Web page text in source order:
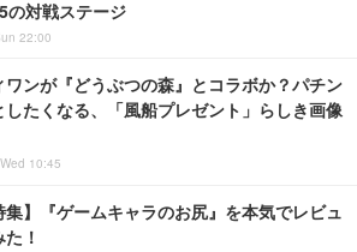
の対戦ステージ
22:00
ワンが『どうぶつの森』とコラボか？パチン
したくなる、「風船プレゼント」らしき画像
10:45
集】『ゲームキャラのお尻』を本気でレビュ
！